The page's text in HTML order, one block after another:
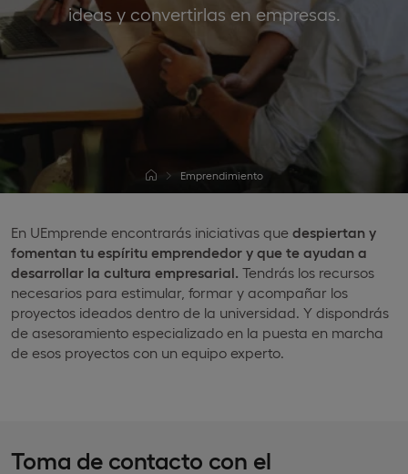
ideas y convertirlas en empresas.
Emprendimiento
En UEmprende encontrarás iniciativas que despiertan y
fomentan tu espíritu emprendedor y que te ayudan a
desarrollar la cultura empresarial. Tendrás los recursos
necesarios para estimular, formar y acompañar los
proyectos ideados dentro de la universidad. Y dispondrás
de asesoramiento especializado en la puesta en marcha
de esos proyectos con un equipo experto.
Toma de contacto con el